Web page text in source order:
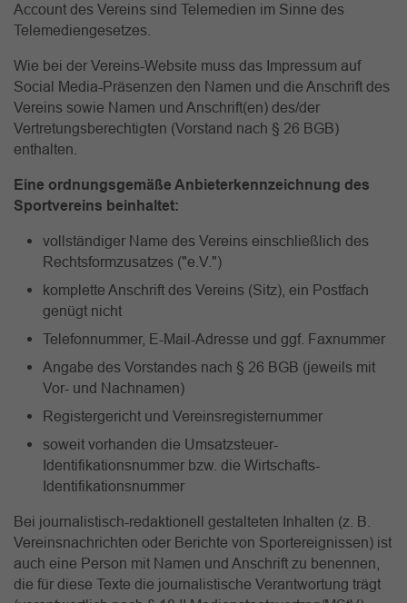
Account des Vereins sind Telemedien im Sinne des
Telemediengesetzes.
Wie bei der Vereins-Website muss das Impressum auf
Social Media-Präsenzen den Namen und die Anschrift des
Vereins sowie Namen und Anschrift(en) des/der
Vertretungsberechtigten (Vorstand nach § 26 BGB)
enthalten.
Eine ordnungsgemäße Anbieterkennzeichnung des
Sportvereins beinhaltet:
vollständiger Name des Vereins einschließlich des
Rechtsformzusatzes ("e.V.")
komplette Anschrift des Vereins (Sitz), ein Postfach
genügt nicht
Telefonnummer, E-Mail-Adresse und ggf. Faxnummer
Angabe des Vorstandes nach § 26 BGB (jeweils mit
Vor- und Nachnamen)
Registergericht und Vereinsregisternummer
soweit vorhanden die Umsatzsteuer-
Identifikationsnummer bzw. die Wirtschafts-
Identifikationsnummer
Bei journalistisch-redaktionell gestalteten Inhalten (z. B.
Vereinsnachrichten oder Berichte von Sportereignissen) ist
auch eine Person mit Namen und Anschrift zu benennen,
die für diese Texte die journalistische Verantwortung trägt